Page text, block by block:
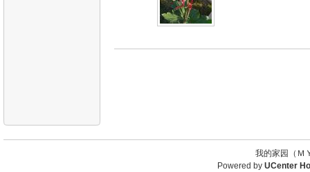
我的家园（
Powered by UCenter